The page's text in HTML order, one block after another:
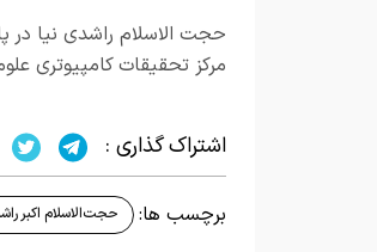
حجت الاسلام راشدی نیا در
مرکز تحقیقات کامپیوتری
اشتراک گذاری :
برچسب ها: حجت‌الاسلام اکبر